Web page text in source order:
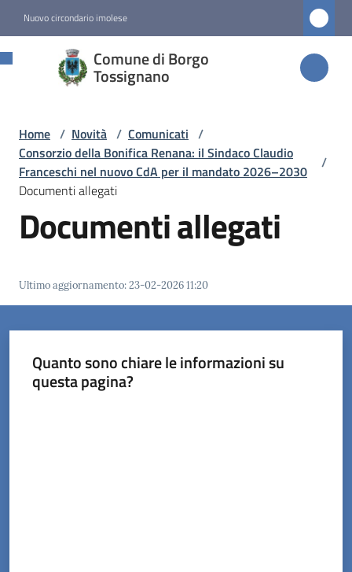
Nuovo circondario imolese
Comune di Borgo
Tossignano
Comune di
Borgo
Amministrazione
Novità
Menu selezionato
Borgo
Tossignano
Home / Novità / Comunicati /
Consorzio della Bonifica Renana: il Sindaco Claudio
Franceschi nel nuovo CdA per il mandato 2026–2030
/
Documenti allegati
Documenti allegati
Ultimo aggiornamento:23-02-2026 11:20
Quanto sono chiare le informazioni su
questa pagina?